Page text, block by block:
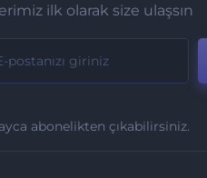
ilk olarak size ulaşsın
abonelikten çıkabilirsiniz.